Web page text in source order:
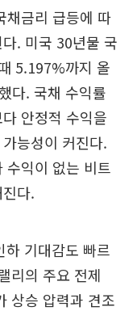
채금리 급등에 따
. 미국 30년물 국
5.197%까지 올
다. 국채 수익률
안정적 수익을
능성이 커진다.
수익이 없는 비트
다.
하 기대감도 빠르
리의 주요 전제
상승 압력과 견조